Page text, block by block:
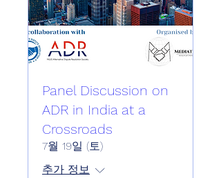
Panel Discussion on
ADR in India at a
Crossroads
7월 19일 (토)
추가 정보